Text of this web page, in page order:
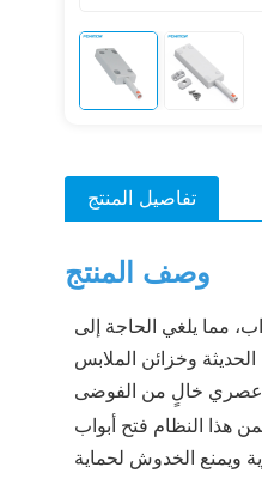
تفاصيل المنتج
وصف المنتج
مما يلغي الحاجة إلى
وخزائن الملابس
عصري خالٍ من الفوضى
هذا النظام فتح أبواب
ويمنع الخدوش لحماية